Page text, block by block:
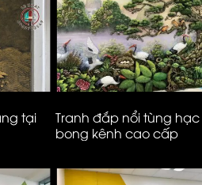
tại
Tranh đắp nổi tùng hạc
bong kênh cao cấp